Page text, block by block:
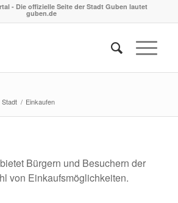
- Die offizielle Seite der Stadt Guben lautet
guben.de
Stadt / Einkaufen
Bürgern und Besuchern der
von Einkaufsmöglichkeiten.